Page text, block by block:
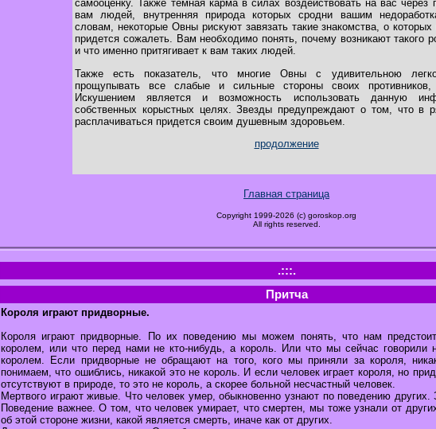
самооценку. Также темная карма в силах воздействовать на вас через
вам людей, внутренняя природа которых сродни вашим
словам, некоторые Овны рискуют завязать такие знакомства, о которых
придется сожалеть. Вам необходимо понять, почему возникают такого
и что именно притягивает к вам таких людей.
Также есть показатель, что многие Овны с удивительною
прощупывать все слабые и сильные стороны своих противников,
Искушением является и возможность использовать данную
собственных корыстных целях. Звезды предупреждают о том, что в
расплачиваться придется своим душевным здоровьем.
продолжение
Главная страница
Copyright 1999-2026 (c) goroskop.org
All rights reserved.
.:::.
Притча
Короля играют придворные.
Короля играют придворные. По их поведению мы можем понять, что нам
королем, или что перед нами не кто-нибудь, а король. Или что мы сейчас говорили
королем. Если придворные не обращают на того, кого мы приняли за короля,
понимаем, что ошиблись, никакой это не король. И если человек играет короля, но
отсутствуют в природе, то это не король, а скорее больной несчастный человек.
Мертвого играют живые. Что человек умер, обыкновенно узнают по поведению других.
Поведение важнее. О том, что человек умирает, что смертен, мы тоже узнали от
об этой стороне жизни, какой является смерть, иначе как от других.